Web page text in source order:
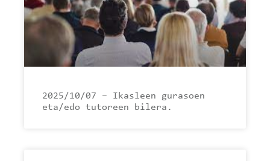
2025/10/07 – Ikasleen gurasoen
eta/edo tutoreen bilera.